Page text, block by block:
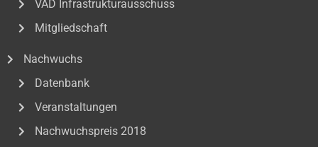
VAD Infrastrukturausschuss
Mitgliedschaft
Nachwuchs
Datenbank
Veranstaltungen
Nachwuchspreis 2018